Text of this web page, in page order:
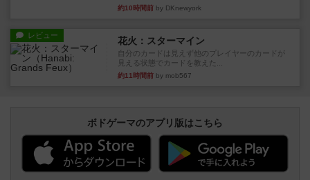
約10時間前 by DKnewyork
レビュー 花火：スターマイン
自分のカードは見えず他のプレイヤーのカードが
見える状態でカードを教えた...
約11時間前 by mob567
ボドゲーマのアプリ版はこちら